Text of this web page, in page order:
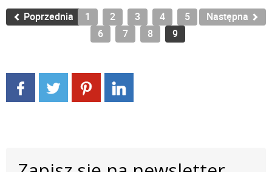
Poprzednia 1 2 3 4
5
6
7 8 9
Następna